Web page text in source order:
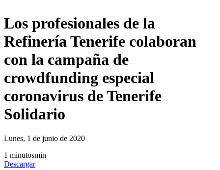
Los profesionales de la
Refinería Tenerife colaboran
con la campaña de
crowdfunding especial
coronavirus de Tenerife
Solidario
Lunes, 1 de junio de 2020
1 minutosmin
Descargar